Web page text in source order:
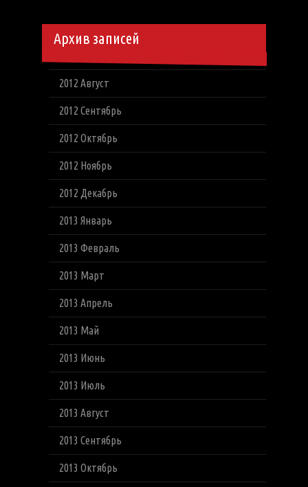
Архив записей
2012 Август
2012 Сентябрь
2012 Октябрь
2012 Ноябрь
2012 Декабрь
2013 Январь
2013 Февраль
2013 Март
2013 Апрель
2013 Май
2013 Июнь
2013 Июль
2013 Август
2013 Сентябрь
2013 Октябрь